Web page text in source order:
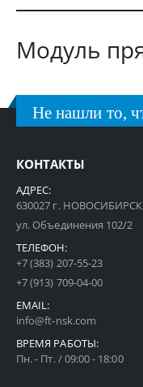
Модуль
Не нашли то,
КОНТАКТЫ
АДРЕС:
630027 г.
ул. Объединения 102/2
ТЕЛЕФОН:
+7 (383) 207-55-23
+7 (913) 709-04-00
EMAIL:
info@ft-nsk.com
ВРЕМЯ РАБОТЫ:
Пн. - Пт. / 09:00 - 18:00